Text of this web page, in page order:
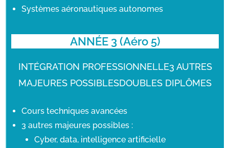
Systèmes aéronautiques autonomes
ANNÉE 3 (Aéro 5)
INTÉGRATION PROFESSIONNELLE3 AUTRES
MAJEURES POSSIBLESDOUBLES DIPLÔMES
Cours techniques avancées
3 autres majeures possibles :
Cyber, data, intelligence artificielle